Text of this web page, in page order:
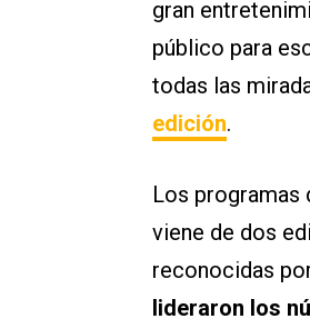
gran
público para
todas las
edición.
Los programas
viene de dos
reconocidas
lideraron los